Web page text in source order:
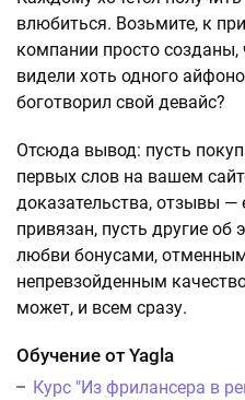
влюбиться. Возьмите, к
компании просто
видели хоть одного
боготворил свой девайс?
Отсюда вывод: пусть
первых слов на вашем
доказательства, отзывы —
привязан, пусть другие
любви бонусами,
непревзойденным
может, и всем сразу.
Обучение от Yagla
Курс "Из фрилансера в